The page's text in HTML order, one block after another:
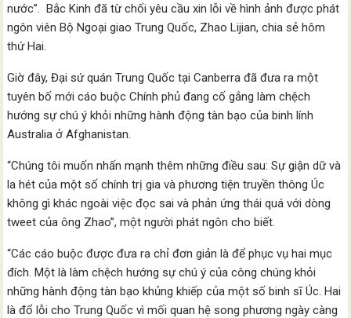
nước”. Bắc Kinh đã từ chối yêu cầu xin lỗi về hình ảnh được phát
ngôn viên Bộ Ngoại giao Trung Quốc, Zhao Lijian, chia sẻ hôm
thứ Hai.
Giờ đây, Đại sứ quán Trung Quốc tại Canberra đã đưa ra một
tuyên bố mới cáo buộc Chính phủ đang cố gắng làm chệch
hướng sự chú ý khỏi những hành động tàn bạo của binh lính
Australia ở Afghanistan.
“Chúng tôi muốn nhấn mạnh thêm những điều sau: Sự giận dữ và
la hét của một số chính trị gia và phương tiện truyền thông Úc
không gì khác ngoài việc đọc sai và phản ứng thái quá với dòng
tweet của ông Zhao”, một người phát ngôn cho biết.
“Các cáo buộc được đưa ra chỉ đơn giản là để phục vụ hai mục
đích. Một là làm chệch hướng sự chú ý của công chúng khỏi
những hành động tàn bạo khủng khiếp của một số binh sĩ Úc. Hai
là đổ lỗi cho Trung Quốc vì mối quan hệ song phương ngày càng